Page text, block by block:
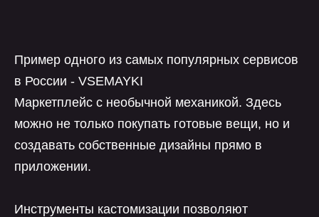
Пример одного из самых популярных сервисов
в России - VSEMAYKI
Маркетплейс с необычной механикой. Здесь
можно не только покупать готовые вещи, но и
создавать собственные дизайны прямо в
приложении.
Инструменты кастомизации позволяют